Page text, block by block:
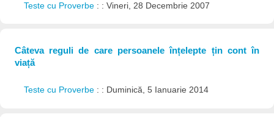
Teste cu Proverbe : : Vineri, 28 Decembrie 2007
Câteva reguli de care persoanele înțelepte țin cont în
viață
Teste cu Proverbe : : Duminică, 5 Ianuarie 2014